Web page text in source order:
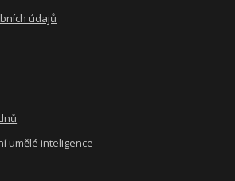
údajů
umělé inteligence